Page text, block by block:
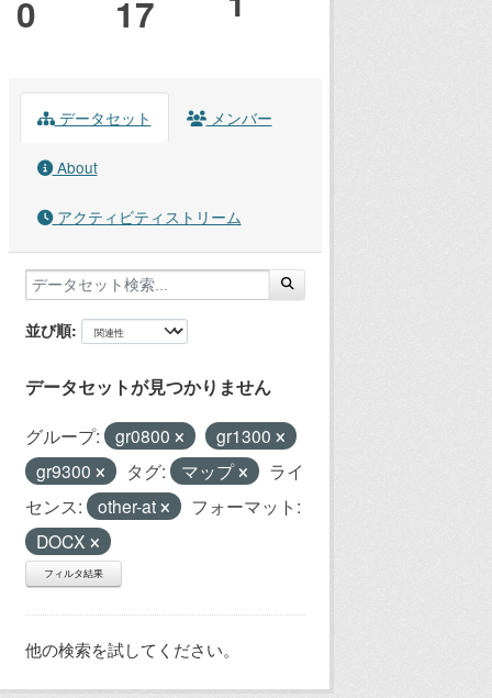
0 17
データセット メンバー
About
アクティビティストリーム
並び順
データセットが見つかりません
グループ: gr0800
gr1300
gr9300
タグ: マップ
ライ
センス:
other-at
フォーマット:
DOCX
フィルタ結果
他の検索を試してください。